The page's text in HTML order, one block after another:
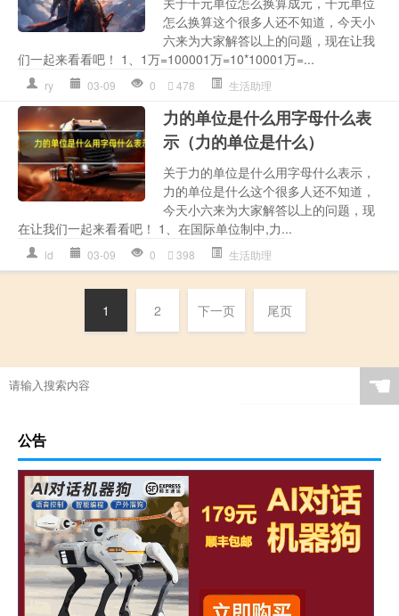
怎么换算这个很多人还不知道，今天小
六来为大家解答以上的问题，现在让我
们一起来看看吧！ 1、1万=100001万=10*10001万=...
ry 03-09 0 478 生活助理
力的单位是什么用字母什么表
示（力的单位是什么）
关于力的单位是什么用字母什么表示，
力的单位是什么这个很多人还不知道，
今天小六来为大家解答以上的问题，现
在让我们一起来看看吧！ 1、在国际单位制中,力...
ld 03-09 0 398 生活助理
1 2 下一页 尾页
☚
公告